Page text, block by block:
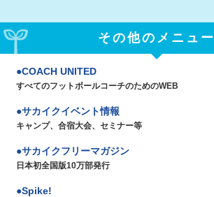
その他のメニュー
COACH UNITED
すべてのフットボールコーチのためのWEB
サカイクイベント情報
キャンプ、合宿大会、セミナー等
サカイクフリーマガジン
日本初全国版10万部発行
Spike!